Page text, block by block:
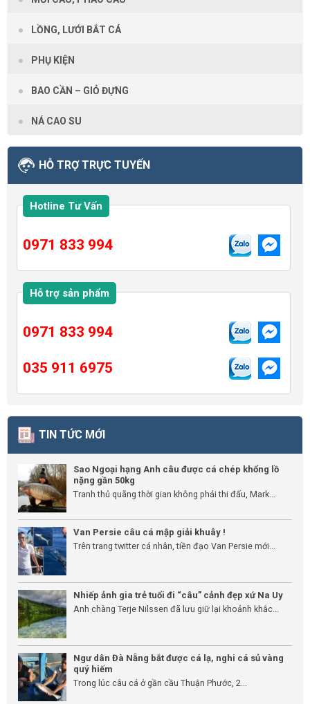
LỒNG, LƯỚI BẮT CÁ
PHỤ KIỆN
BAO CẦN – GIỎ ĐỰNG
NÁ CAO SU
HỖ TRỢ TRỰC TUYẾN
Hotline Tư Vấn
0971 833 994
Hỗ trợ sản phẩm
0971 833 994
035 911 6975
TIN TỨC MỚI
Sao Ngoại hạng Anh câu được cá chép khổng lồ
nặng gần 50kg
Tranh thủ quãng thời gian không phải thi đấu, Mark...
Van Persie câu cá mập giải khuây !
Trên trang twitter cá nhân, tiền đạo Van Persie mới...
Nhiếp ảnh gia trẻ tuổi đi “câu” cảnh đẹp xứ Na Uy
Anh chàng Terje Nilssen đã lưu giữ lại khoảnh khắc...
Ngư dân Đà Nẵng bắt được cá lạ, nghi cá sủ vàng
quý hiếm
Trong lúc câu cá ở gần cầu Thuận Phước, 2...